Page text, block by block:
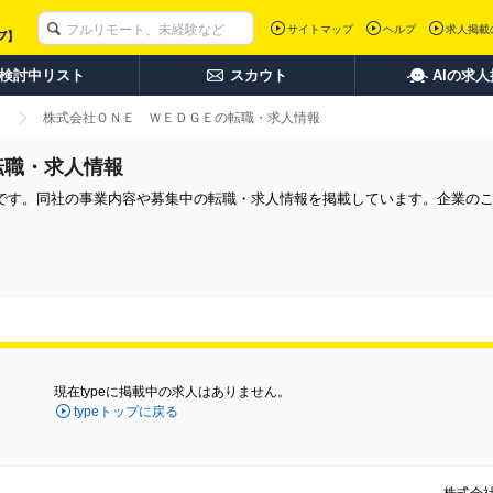
サイトマップ ヘルプ 求人掲載
討中リスト スカウト AIの求人
株式会社ＯＮＥ ＷＥＤＧＥの転職・求人情報
・求人情報
。同社の事業内容や募集中の転職・求人情報を掲載しています。企業の
現在typeに掲載中の求人はありません。
typeトップに戻る